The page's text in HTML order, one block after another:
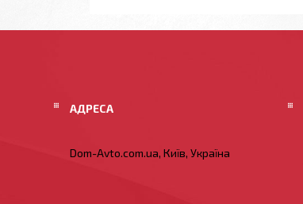
Dom-Avto.com.ua, Київ, Україна